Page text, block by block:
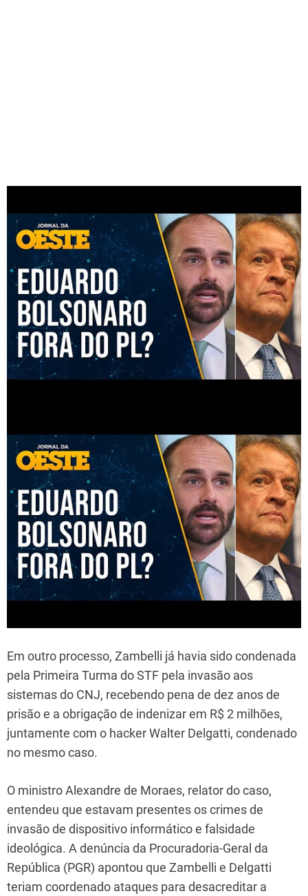
Em outro processo, Zambelli já havia sido condenada
pela Primeira Turma do STF pela invasão aos
sistemas do CNJ, recebendo pena de dez anos de
prisão e a obrigação de indenizar em R$ 2 milhões,
juntamente com o hacker Walter Delgatti, condenado
no mesmo caso.
O ministro Alexandre de Moraes, relator do caso,
entendeu que estavam presentes os crimes de
invasão de dispositivo informático e falsidade
ideológica. A denúncia da Procuradoria-Geral da
República (PGR) apontou que Zambelli e Delgatti
teriam coordenado ataques para desacreditar a